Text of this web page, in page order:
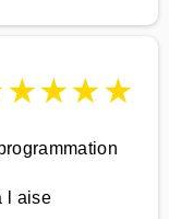
★★★★
l aise